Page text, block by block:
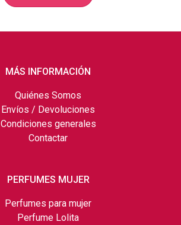
MÁS INFORMACIÓN
Quiénes Somos
Envíos / Devoluciones
Condiciones generales
Contactar
PERFUMES MUJER
Perfumes para mujer
Perfume Lolita